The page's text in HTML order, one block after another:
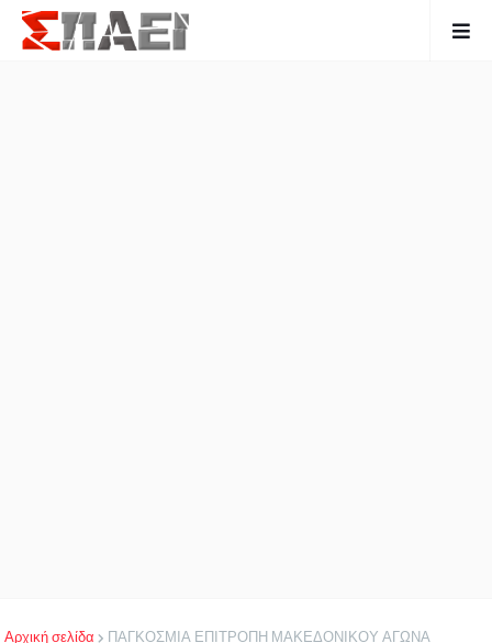
Αρχική σελίδα ΠΑΓΚΟΣΜΙΑ ΕΠΙΤΡΟΠΗ ΜΑΚΕΔΟΝΙΚΟΥ ΑΓΩΝΑ